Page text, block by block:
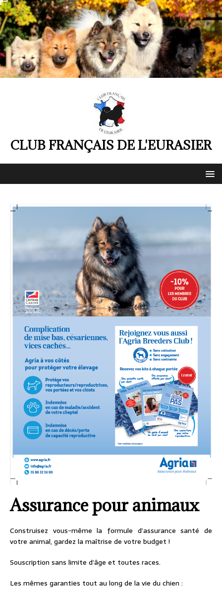
CLUB FRANÇAIS DE L'EURASIER
Assurance pour animaux
Construisez vous-même la formule d’assurance santé de
votre animal, gardez la maîtrise de votre budget !
Souscription sans limite d’âge et toutes races.
Les mêmes garanties tout au long de la vie du chien :